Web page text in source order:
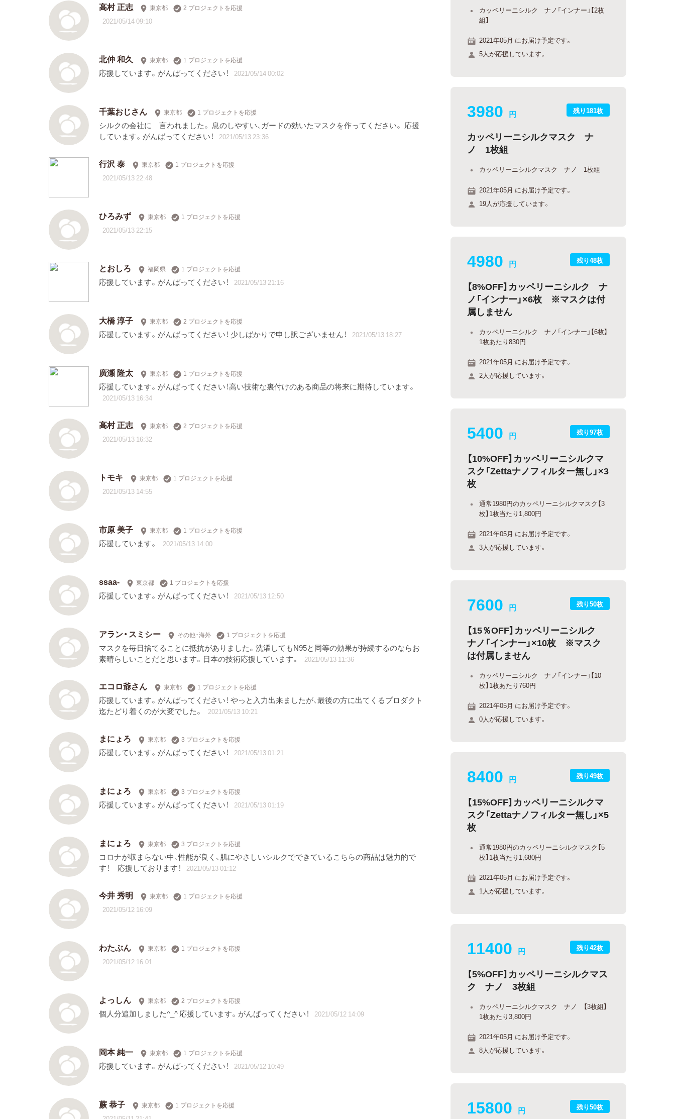
高村 正志 東京都 2 プロジェクトを応援
2021/05/14 09:10
北仲 和久 東京都 1 プロジェクトを応援
応援しています。がんばってください！ 2021/05/14 00:02
千葉おじさん 東京都 1 プロジェクトを応援
シルクの会社に 言われました。 息のしやすい、ガードの効いたマスクを作ってください。 応援
しています。がんばってください！
2021/05/13 23:36
行沢 泰 東京都 1 プロジェクトを応援
2021/05/13 22:48
ひろみず 東京都 1 プロジェクトを応援
2021/05/13 22:15
とおしろ 福岡県 1 プロジェクトを応援
応援しています。がんばってください！ 2021/05/13 21:16
大橋 淳子 東京都 2 プロジェクトを応援
応援しています。がんばってください！ 少しばかりで申し訳ございません！ 2021/05/13 18:27
廣瀬 隆太 東京都 1 プロジェクトを応援
応援しています。がんばってください！高い技術な裏付けのある商品の将来に期待しています。
2021/05/13 16:34
高村 正志 東京都 2 プロジェクトを応援
2021/05/13 16:32
トモキ 東京都 1 プロジェクトを応援
2021/05/13 14:55
市原 美子 東京都 1 プロジェクトを応援
応援しています。 2021/05/13 14:00
ssaa- 東京都 1 プロジェクトを応援
応援しています。がんばってください！ 2021/05/13 12:50
アラン・スミシー その他・海外 1 プロジェクトを応援
マスクを毎日捨てることに抵抗がありました。洗濯してもN95と同等の効果が持続するのならお
素晴らしいことだと思います。日本の技術応援しています。
2021/05/13 11:36
エコロ爺さん 東京都 1 プロジェクトを応援
応援しています。がんばってください！ やっと入力出来ましたが、最後の方に出てくるプロダクト
迄たどり着くのが大変でした。
2021/05/13 10:21
まにょろ 東京都 3 プロジェクトを応援
応援しています。がんばってください！ 2021/05/13 01:21
まにょろ 東京都 3 プロジェクトを応援
応援しています。がんばってください！ 2021/05/13 01:19
まにょろ 東京都 3 プロジェクトを応援
コロナが収まらない中、性能が良く、肌にやさしいシルクでできているこちらの商品は魅力的で
す！ 応援しております！
2021/05/13 01:12
今井 秀明 東京都 1 プロジェクトを応援
2021/05/12 16:09
わたぶん 東京都 1 プロジェクトを応援
2021/05/12 16:01
よっしん 東京都 2 プロジェクトを応援
個人分追加しました^_^ 応援しています。がんばってください！ 2021/05/12 14:09
岡本 純一 東京都 1 プロジェクトを応援
応援しています。がんばってください！ 2021/05/12 10:49
蕨 恭子 東京都 1 プロジェクトを応援
カッペリーニシルク ナノ「インナー」【2枚
組】
2021年05月 にお届け予定です。
5人が応援しています。
残り181枚
3980 円
カッペリーニシルクマスク ナ
ノ 1枚組
カッペリーニシルクマスク ナノ 1枚組
2021年05月 にお届け予定です。
19人が応援しています。
残り48枚
4980 円
【8%OFF】カッペリーニシルク ナ
ノ「インナー」×6枚 ※マスクは付
属しません
カッペリーニシルク ナノ「インナー」【6枚】
1枚あたり830円
2021年05月 にお届け予定です。
2人が応援しています。
残り97枚
5400 円
【10%OFF】カッペリーニシルクマ
スク「Zettaナノフィルター無し」×3
枚
通常1980円のカッペリーニシルクマスク【3
枚】1枚当たり1,800円
2021年05月 にお届け予定です。
3人が応援しています。
残り50枚
7600 円
【15％OFF】カッペリーニシルク
ナノ「インナー」×10枚 ※マスク
は付属しません
カッペリーニシルク ナノ「インナー」【10
枚】1枚あたり760円
2021年05月 にお届け予定です。
0人が応援しています。
残り49枚
8400 円
【15%OFF】カッペリーニシルクマ
スク「Zettaナノフィルター無し」×5
枚
通常1980円のカッペリーニシルクマスク【5
枚】1枚当たり1,680円
2021年05月 にお届け予定です。
1人が応援しています。
残り42枚
11400 円
【5%OFF】カッペリーニシルクマス
ク ナノ 3枚組
カッペリーニシルクマスク ナノ 【3枚組】
1枚あたり3,800円
2021年05月 にお届け予定です。
8人が応援しています。
残り50枚
15800 円